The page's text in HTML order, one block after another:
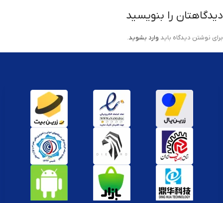
دیدگاهتان را بنویسید
برای نوشتن دیدگاه باید وارد بشوید.